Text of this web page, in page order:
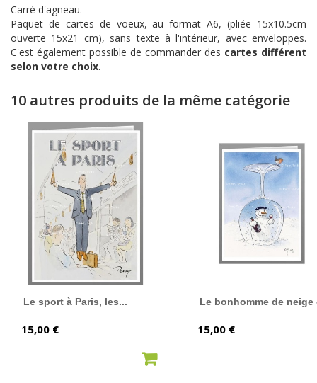
Carré d'agneau.
Paquet de cartes de voeux, au format A6, (pliée 15x10.5cm
ouverte 15x21 cm), sans texte à l'intérieur, avec enveloppes.
C'est également possible de commander des cartes différent
selon votre choix.
10 autres produits de la même catégorie
Le sport à Paris, les...
Prix
15,00 €
Le bonhomme de neige
Prix
15,00 €